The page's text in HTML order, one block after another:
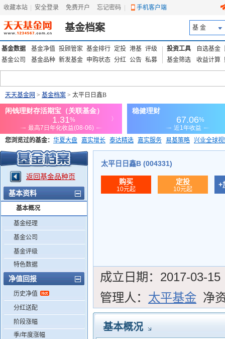
收藏本站 安全登录 免费开户 忘记密码 手机客户端
基金档案 基 金
基金数据 基金净值 投顾管家 基金排行 定投 港基 评级
基金公司
基金品种 新发基金 申购状态 分红 公告 私募
投资工具 自选基金
基金筛选
收益计算
天天基金网 > 基金档案 > 太平日日鑫B
您浏览过的基金： 华夏大盘 嘉实增长 泰达精选 嘉实服务 易基策略 兴业全球
添富优势 华安宏利 上证180价值ETF
返回基金品种页
基本资料
基本概况
基金经理
基金公司
基金评级
特色数据
净值回报
历史净值
分红送配
阶段涨幅
季/年度涨幅
太平日日鑫B (004331)
购买
10元起
定投
10元起
+
成立日期： 2017-03-15
管理人： 太平基金 净
基本概况